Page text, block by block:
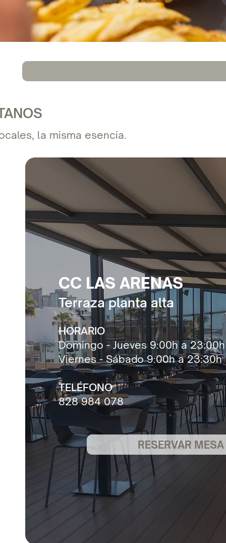
la misma esencia.
CC LAS ARENAS
Terraza planta alta
HORARIO
Domingo - Jueves 9:00h a 23:00h
Viernes - Sábado 9:00h a 23:30h
TELÉFONO
828 984 078
RESERVAR MESA